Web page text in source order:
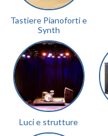
Tastiere Pianoforti e
Synth
Luci e strutture